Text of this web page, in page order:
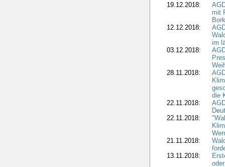
19.12.2018:
mit
12.12.2018:
im
03.12.2018:
28.11.2018:
die
22.11.2018:
22.11.2018:
21.11.2018:
13.11.2018: